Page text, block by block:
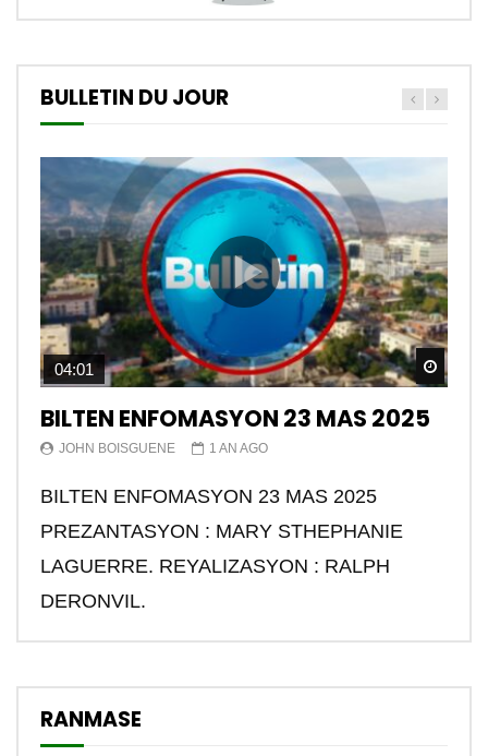
BULLETIN DU JOUR
04:01
BILTEN ENFOMASYON 23 MAS 2025
JOHN BOISGUENE 1 AN AGO
BILTEN ENFOMASYON 23 MAS 2025
PREZANTASYON : MARY STHEPHANIE
LAGUERRE. REYALIZASYON : RALPH
DERONVIL.
RANMASE